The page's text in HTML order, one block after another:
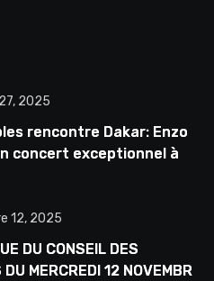
2025
rencontre Dakar: Enzo
concert exceptionnel à
12, 2025
DU CONSEIL DES
MERCREDI 12 NOVEMBRE